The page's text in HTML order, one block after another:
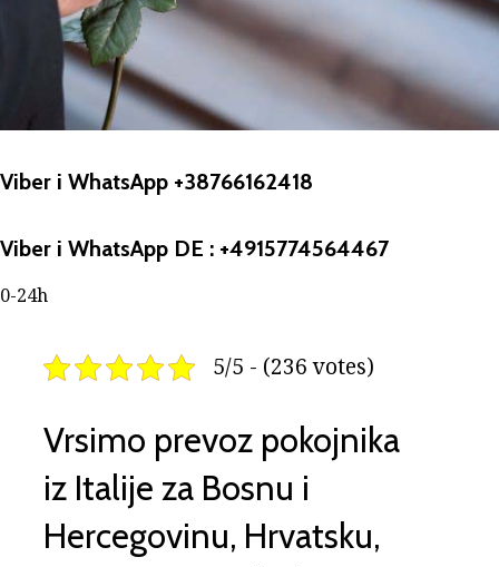
Viber i WhatsApp +38766162418
Viber i WhatsApp DE : +4915774564467
0-24h
5/5 - (236 votes)
Vrsimo prevoz pokojnika
iz Italije za Bosnu i
Hercegovinu, Hrvatsku,